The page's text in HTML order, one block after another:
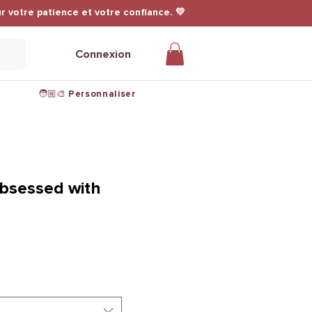
votre patience et votre confiance. 💛
Connexion
🧑🏼‍🎨 Personnaliser
with